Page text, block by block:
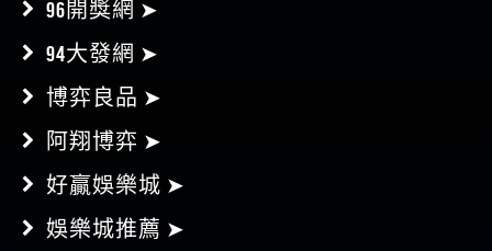
96開獎網 ➤
94大發網 ➤
博弈良品 ➤
阿翔博弈 ➤
好贏娛樂城 ➤